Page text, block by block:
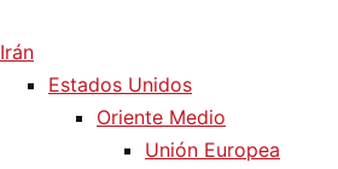
Irán
Estados Unidos
Oriente Medio
Unión Europea